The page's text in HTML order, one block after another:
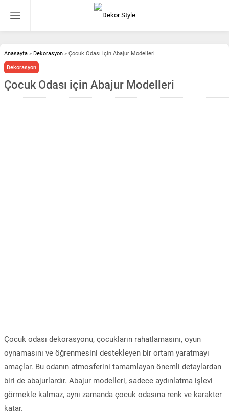
Anasayfa » Dekorasyon » Çocuk Odası için Abajur Modelleri
Dekorasyon
Çocuk Odası için Abajur Modelleri
Çocuk odası dekorasyonu, çocukların rahatlamasını, oyun
oynamasını ve öğrenmesini destekleyen bir ortam yaratmayı
amaçlar. Bu odanın atmosferini tamamlayan önemli detaylardan
biri de abajurlardır. Abajur modelleri, sadece aydınlatma işlevi
görmekle kalmaz, aynı zamanda çocuk odasına renk ve karakter
katar.